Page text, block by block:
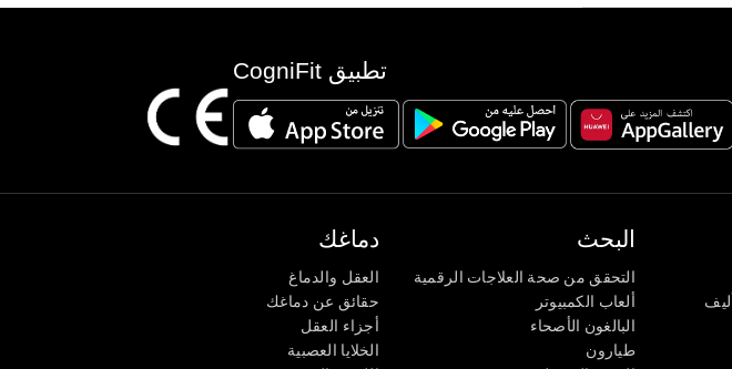
تطبيق CogniFit
دماغك
العقل والدماغ
حقائق عن دماغك
أجزاء العقل
الخلايا العصبية
البحث
التحقق من صحة العلاجات الرقمية
ألعاب الكمبيوتر
البالغون الأصحاء
طيارون